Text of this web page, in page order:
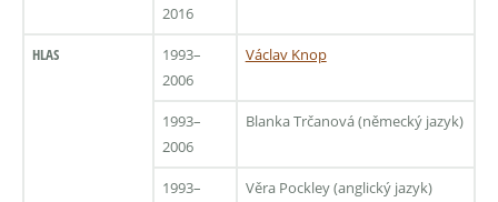
2016
HLAS
1993–
2006
Václav Knop
1993–
2006
Blanka Trčanová (německý jazyk)
1993–
Věra Pockley (anglický jazyk)